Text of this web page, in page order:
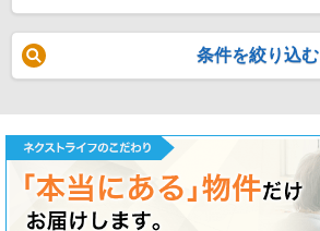
条件を絞り込む